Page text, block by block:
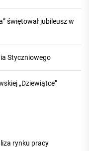
świętował jubileusz w
Styczniowego
„Dziewiątce”
rynku pracy